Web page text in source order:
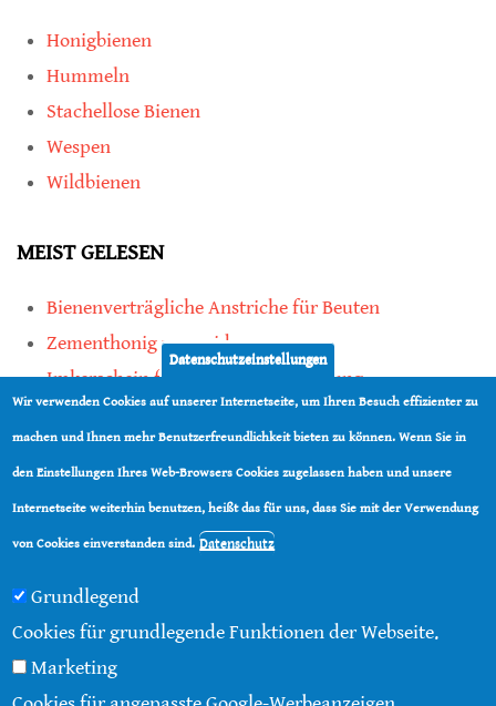
Honigbienen
Hummeln
Stachellose Bienen
Wespen
Wildbienen
MEIST GELESEN
Bienenverträgliche Anstriche für Beuten
Zementhonig vermeiden
Imkerschein für Honigbienen-Haltung
Kauf von Mittelwänden ist Vertrauenssache
teilen
Datenschutzeinstellungen
Wir verwenden Cookies auf unserer Internetseite, um Ihren Besuch effizienter zu
machen und Ihnen mehr Benutzerfreundlichkeit bieten zu können. Wenn Sie in
den Einstellungen Ihres Web-Browsers Cookies zugelassen haben und unsere
Internetseite weiterhin benutzen, heißt das für uns, dass Sie mit der Verwendung
von Cookies einverstanden sind. Datenschutz
Grundlegend
Cookies für grundlegende Funktionen der Webseite.
Marketing